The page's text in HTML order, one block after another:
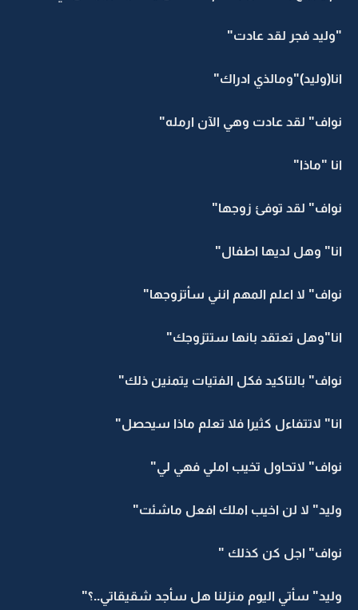
"وليد فجر لقد عادت"
انا(وليد)"ومالذي ادراك"
نواف" لقد عادت وهي الآن ارمله"
انا "ماذا"
نواف" لقد توفئ زوجها"
انا" وهل لديها اطفال"
نواف" لا اعلم المهم انني سأتزوجها"
انا"وهل تعتقد بانها ستتزوجك"
نواف" بالتاكيد فكل الفتيات يتمنين ذلك"
انا" لاتتفاءل كثيرا فلا تعلم ماذا سيحصل"
نواف" لاتحاول تخيب املي فهي لي"
وليد" لا لن اخيب املك افعل ماشئت"
نواف" اجل كن كذلك "
وليد" سأتي اليوم منزلنا هل سأجد شقيقاتي..؟"